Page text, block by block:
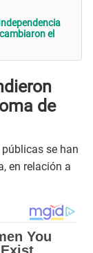
el
de
se han
en relación a